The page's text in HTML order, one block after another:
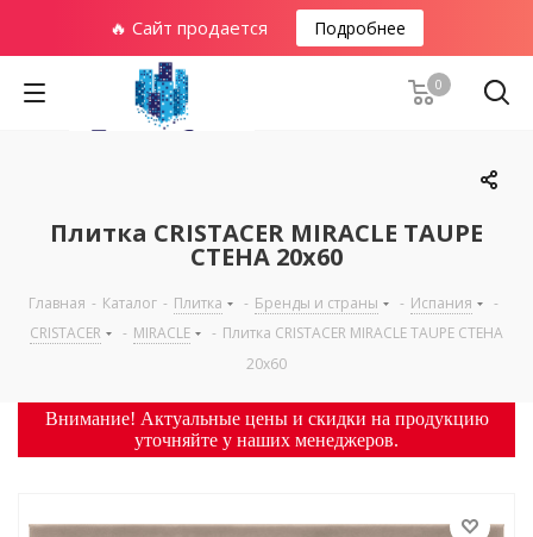
🔥 Сайт продается Подробнее
0
Плитка CRISTACER MIRACLE TAUPE
СТЕНА 20х60
Главная - Каталог - Плитка - Бренды и страны - Испания
-
CRISTACER
- MIRACLE - Плитка CRISTACER MIRACLE TAUPE СТЕНА
20х60
Внимание! Актуальные цены и скидки на продукцию
уточняйте у наших менеджеров.